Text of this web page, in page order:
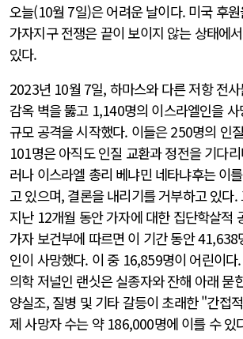
오늘(10월 7일)은 어려운 날이다. 미국 후
가자지구 전쟁은 끝이 보이지 않는 상태에
있다.
2023년 10월 7일, 하마스와 다른 저항 전
감옥 벽을 뚫고 1,140명의 이스라엘인을
규모 공격을 시작했다. 이들은 250명의 인
101명은 아직도 인질 교환과 정전을 기다
러나 이스라엘 총리 베냐민 네타냐후는 이
고 있으며, 결론을 내리기를 거부하고 있다
지난 12개월 동안 가자에 대한 집단학살적
가자 보건부에 따르면 이 기간 동안 41,638
인이 사망했다. 이 중 16,859명이 어린이다
의학 저널인 랜싯은 실종자와 잔해 아래 묻
양실조, 질병 및 기타 갈등이 초래한 "간접
제 사망자 수는 약 186,000명에 이를 수 있